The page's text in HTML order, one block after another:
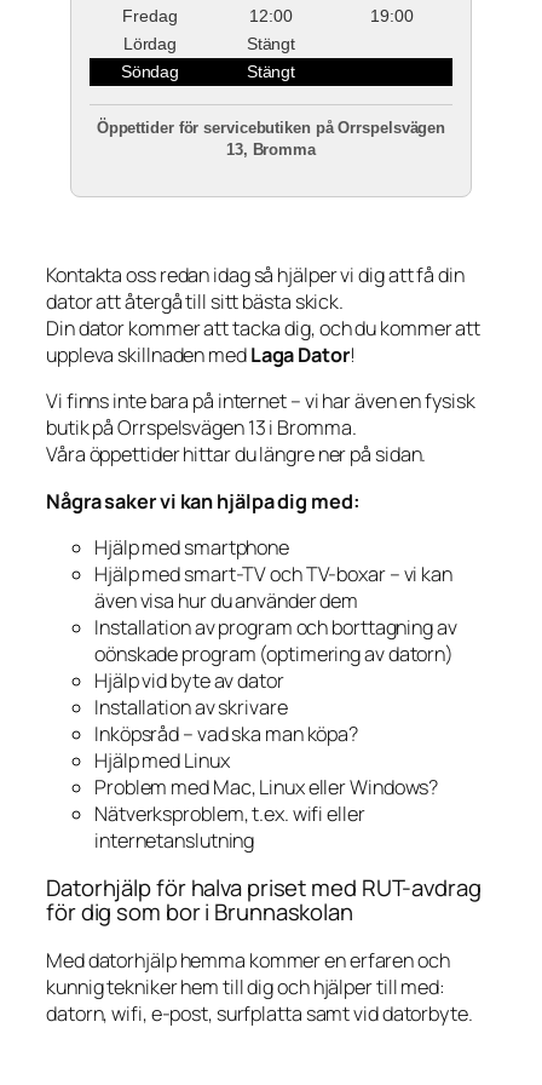
Fredag
12:00
19:00
Lördag
Stängt
Söndag
Stängt
Öppettider för servicebutiken på Orrspelsvägen
13, Bromma
Kontakta oss redan idag så hjälper vi dig att få din
dator att återgå till sitt bästa skick.
Din dator kommer att tacka dig, och du kommer att
uppleva skillnaden medLaga Dator!
Vi finns inte bara på internet – vi har även en fysisk
butik på Orrspelsvägen 13 i Bromma.
Våra öppettider hittar du längre ner på sidan.
Några saker vi kan hjälpa dig med:
Hjälp med smartphone
Hjälp med smart-TV och TV-boxar – vi kan
även visa hur du använder dem
Installation av program och borttagning av
oönskade program (optimering av datorn)
Hjälp vid byte av dator
Installation av skrivare
Inköpsråd – vad ska man köpa?
Hjälp med Linux
Problem med Mac, Linux eller Windows?
Nätverksproblem, t.ex. wifi eller
internetanslutning
Datorhjälp för halva priset med RUT-avdrag
för dig som bor i Brunnaskolan
Med datorhjälp hemma kommer en erfaren och
kunnig tekniker hem till dig och hjälper till med:
datorn, wifi, e-post, surfplatta samt vid datorbyte.